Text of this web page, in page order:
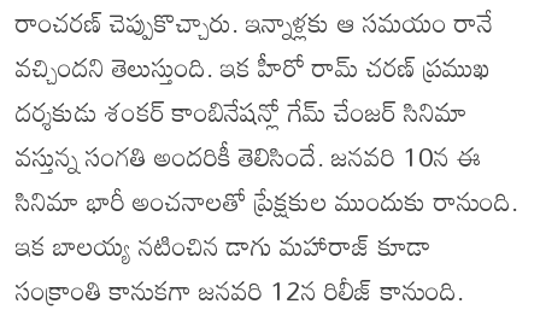
రాంచరణ్ చెప్పుకొచ్చారు. ఇన్నాళ్లకు ఆ సమయం రానే
వచ్చిందని తెలుస్తుంది. ఇక హీరో రామ్ చరణ్ ప్రముఖ
దర్శకుడు శంకర్ కాంబినేషన్లో గేమ్ చేంజర్ సినిమా
వస్తున్న సంగతి అందరికీ తెలిసిందే. జనవరి 10న ఈ
సినిమా భారీ అంచనాలతో ప్రేక్షకుల ముందుకు రానుంది.
ఇక బాలయ్య నటించిన డాగు మహారాజ్ కూడా
సంక్రాంతి కానుకగా జనవరి 12న రిలీజ్ కానుంది.